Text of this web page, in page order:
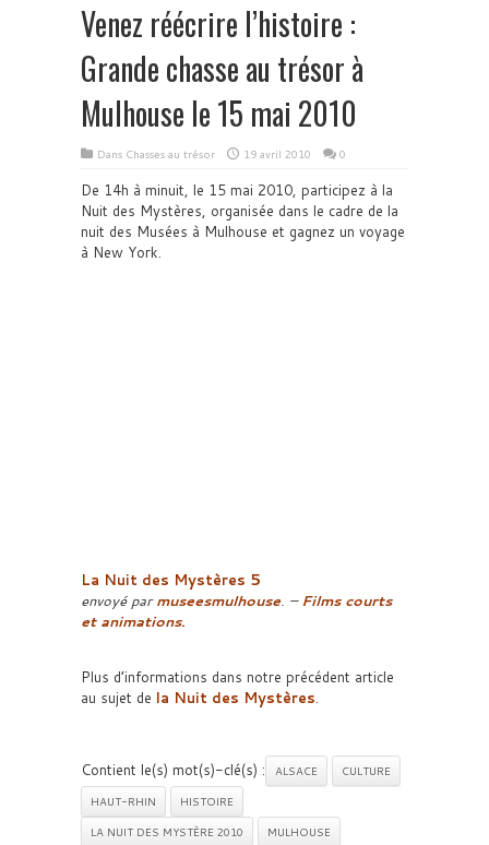
Venez réécrire l’histoire :
Grande chasse au trésor à
Mulhouse le 15 mai 2010
Dans Chasses au trésor 19 avril 2010 0
De 14h à minuit, le 15 mai 2010, participez à la
Nuit des Mystères, organisée dans le cadre de la
nuit des Musées à Mulhouse et gagnez un voyage
à New York.
La Nuit des Mystères 5
envoyé parmuseesmulhouse. – Films courts
et animations.
Plus d’informations dans notre précédent article
au sujet de la Nuit des Mystères.
Contient le(s) mot(s)-clé(s) : ALSACE
CULTURE
HAUT-RHIN
HISTOIRE
LA NUIT DES MYSTÈRE 2010
MULHOUSE